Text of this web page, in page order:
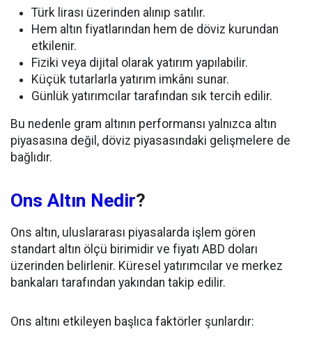
Türk lirası üzerinden alınıp satılır.
Hem altın fiyatlarından hem de döviz kurundan
etkilenir.
Fiziki veya dijital olarak yatırım yapılabilir.
Küçük tutarlarla yatırım imkânı sunar.
Günlük yatırımcılar tarafından sık tercih edilir.
Bu nedenle gram altının performansı yalnızca altın
piyasasına değil, döviz piyasasındaki gelişmelere de
bağlıdır.
Ons Altın Nedir?
Ons altın, uluslararası piyasalarda işlem gören
standart altın ölçü birimidir ve fiyatı ABD doları
üzerinden belirlenir. Küresel yatırımcılar ve merkez
bankaları tarafından yakından takip edilir.
Ons altını etkileyen başlıca faktörler şunlardır: